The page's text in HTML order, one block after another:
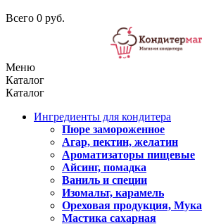
Всего 0 руб.
Меню
Каталог
Каталог
Ингредиенты для кондитера
Пюре замороженное
Агар, пектин, желатин
Ароматизаторы пищевые
Айсинг, помадка
Ваниль и специи
Изомальт, карамель
Ореховая продукция, Мука
Мастика сахарная